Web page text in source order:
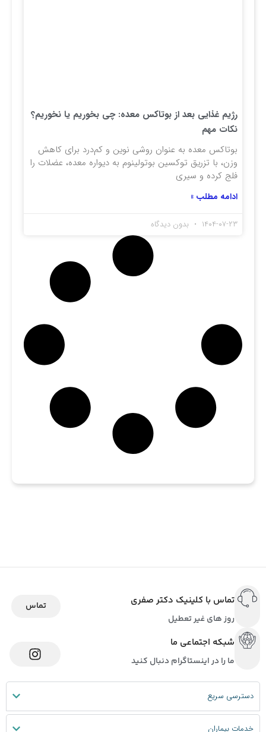
رژیم غذایی بعد از بوتاکس معده: چی بخوریم یا نخوریم؟
نکات مهم
بوتاکس معده به عنوان روشی نوین و کم‌درد برای کاهش
وزن، با تزریق توکسین بوتولینوم به دیواره معده، عضلات را
فلج کرده و سیری
ادامه مطلب »
۱۴۰۴-۰۷-۲۳ بدون دیدگاه
تماس با کلینیک دکتر صفری
روز های غیر تعطیل
تماس
شبکه اجتماعی ما
ما را در اینستاگرام دنبال کنید
دسترسی سریع
خدمات بیماران